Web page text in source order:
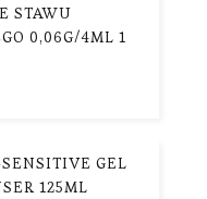
STAWU
0,06G/4ML 1
GEL
125ML